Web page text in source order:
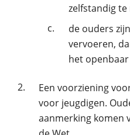
zelfstandig te
c.
de ouders
vervoeren,
het
2.
Een voorziening
voor jeugdigen.
aanmerking komen